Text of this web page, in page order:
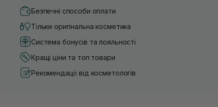
Безпечні способи оплати
Тільки оригінальна косметика
Система бонусів та лояльності
Кращі ціни та топ товари
Рекомендації від косметологів